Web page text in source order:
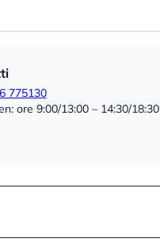
775130
ore 9:00/13:00 – 14:30/18:30